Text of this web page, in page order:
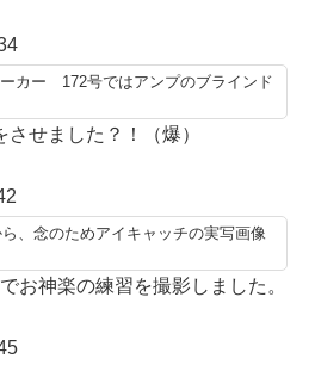
カー 172号ではアンプのブラインド
せました？！（爆）
、念のためアイキャッチの実写画像
お神楽の練習を撮影しました。